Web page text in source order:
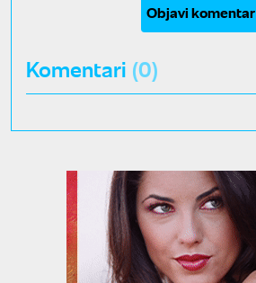
Objavi komentar
Komentari (0)